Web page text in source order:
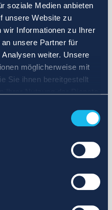
soziale Medien anbieten
unsere Website zu
wir Informationen zu Ihrer
unsere Partner für
weiter. Unsere
möglicherweise mit
Sie ihnen bereitgestellt